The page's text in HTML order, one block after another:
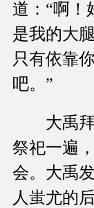
道：“啊！
是我的大
只有依靠
吧。”
大禹拜
祭祀一遍
会。大禹
人蚩尤的